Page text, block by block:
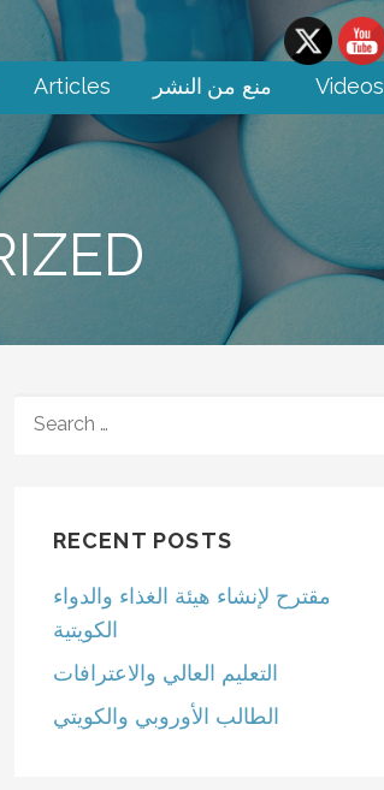
Articles منع من النشر Videos
FOR:
RECENT POSTS
مقترح لإنشاء هيئة الغذاء والدواء
الكويتية
التعليم العالي والاعترافات
الطالب الأوروبي والكويتي